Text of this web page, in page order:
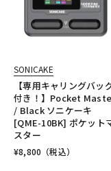
SONICAKE
【専用キャリングバッ
付き！】Pocket
/ Black ソニケーキ
[QME-10BK] ポケット
スター
¥8,800 （税込）